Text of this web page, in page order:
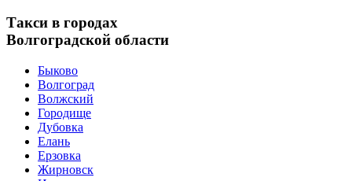
Такси в городах
Волгоградской области
Быково
Волгоград
Волжский
Городище
Дубовка
Елань
Ерзовка
Жирновск